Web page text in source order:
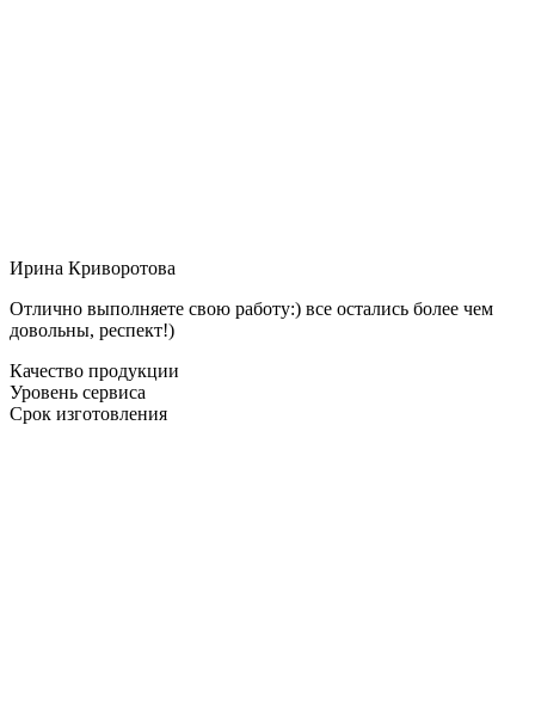
Ирина Криворотова
Отлично выполняете свою работу:) все остались более чем
довольны, респект!)
Качество продукции
Уровень сервиса
Срок изготовления